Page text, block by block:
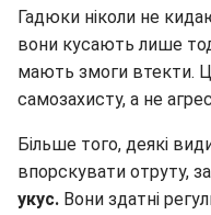
Гадюки ніколи не
вони кусають лише
мають змоги втекти.
самозахисту, а не
Більше того, деякі
впорскувати отруту,
укус. Вони здатні